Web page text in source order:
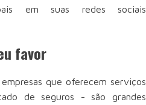
em suas redes sociais
favor
que oferecem serviços
de seguros - são grandes